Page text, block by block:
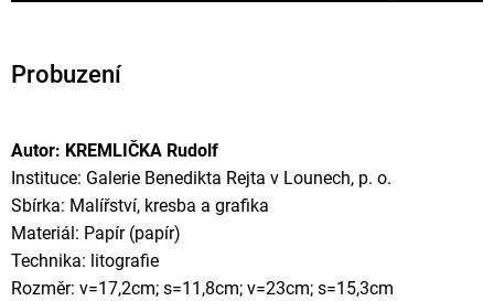
Probuzení
Autor: KREMLIČKA Rudolf
Instituce: Galerie Benedikta Rejta v Lounech, p. o.
Sbírka: Malířství, kresba a grafika
Materiál: Papír (papír)
Technika: litografie
Rozměr: v=17,2cm; s=11,8cm; v=23cm; s=15,3cm